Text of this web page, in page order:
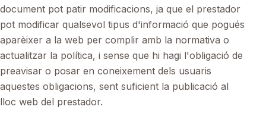
document pot patir modificacions, ja que el prestador
pot modificar qualsevol tipus d'informació que pogués
aparèixer a la web per complir amb la normativa o
actualitzar la política, i sense que hi hagi l'obligació de
preavisar o posar en coneixement dels usuaris
aquestes obligacions, sent suficient la publicació al
lloc web del prestador.